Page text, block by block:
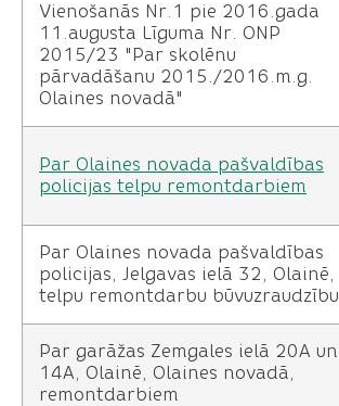
Vienošanās Nr.1 pie 2016.gada
11.augusta Līguma Nr. ONP
2015/23 "Par skolēnu
pārvadāšanu 2015./2016.m.g.
Olaines novadā"
Par Olaines novada pašvaldības
policijas telpu remontdarbiem
Par Olaines novada pašvaldības
policijas, Jelgavas ielā 32, Olainē,
telpu remontdarbu būvuzraudzību
Par garāžas Zemgales ielā 20A un
14A, Olainē, Olaines novadā,
remontdarbiem